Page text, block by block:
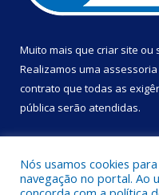
Muito mais que criar site ou
Realizamos uma assessoria
contrato que todas as
pública serão atendidas.
Nós usamos cookies
navegação no portal. Ao